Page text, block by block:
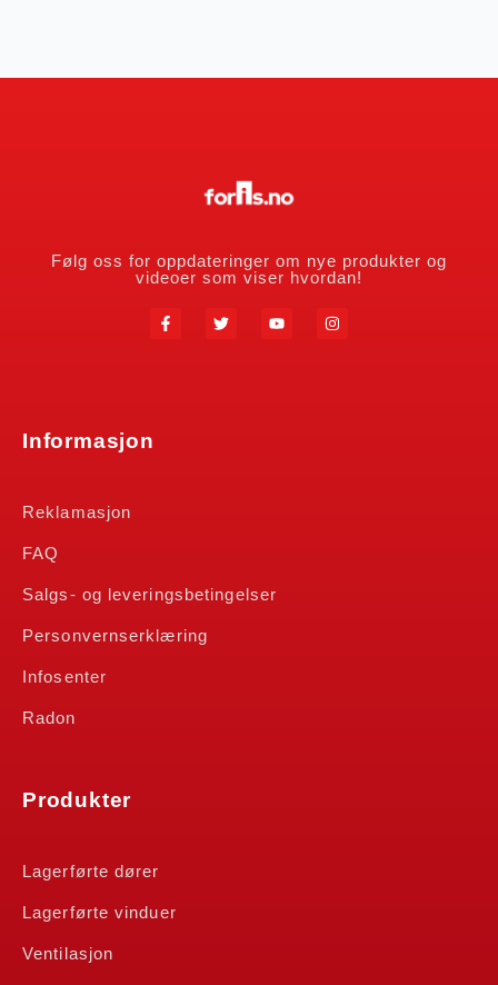
Følg oss for oppdateringer om nye produkter og
videoer som viser hvordan!
Informasjon
Reklamasjon
FAQ
Salgs- og leveringsbetingelser
Personvernserklæring
Infosenter
Radon
Produkter
Lagerførte dører
Lagerførte vinduer
Ventilasjon